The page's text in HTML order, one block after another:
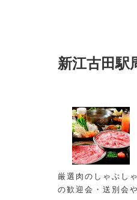
新江古田駅
厳選肉のしゃぶし
の歓迎会・送別会